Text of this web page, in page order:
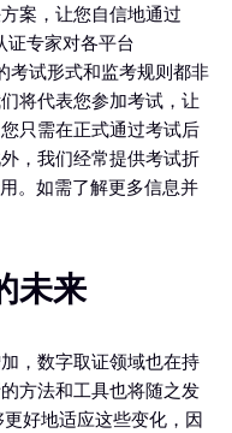
案，让您自信地通过
证专家对各平台
考试形式和监考规则都非
将代表您参加考试，让
只需在正式通过考试后
，我们经常提供考试折
。如需了解更多信息并
未来
，数字取证领域也在持
方法和工具也将随之发
好地适应这些变化，因